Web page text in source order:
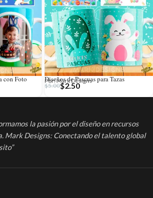
con Foto Diseños de Pascuas para Tazas
Por: Mark Designs
$5.00$2.50
la pasión por el diseño en recursos
Mark Designs: Conectando el talento global